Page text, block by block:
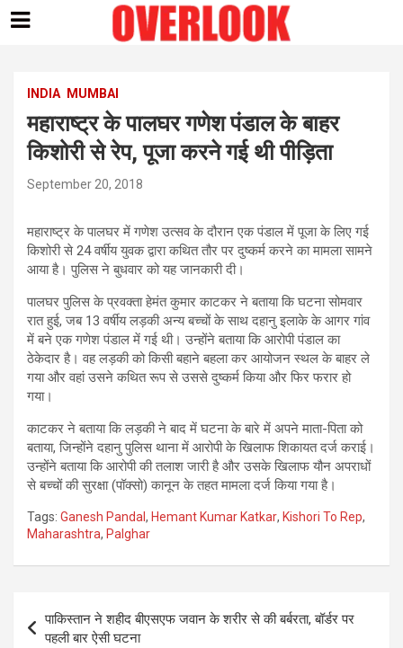
contentINDIA MUMBAI
महाराष्ट्र के पालघर गणेश पंडाल के बाहर
किशोरी से रेप, पूजा करने गई थी पीड़िता
September 20, 2018
महाराष्ट्र के पालघर में गणेश उत्सव के दौरान एक पंडाल में पूजा के लिए गई
किशोरी से 24 वर्षीय युवक द्वारा कथित तौर पर दुष्कर्म करने का मामला सामने
आया है। पुलिस ने बुधवार को यह जानकारी दी।
पालघर पुलिस के प्रवक्ता हेमंत कुमार काटकर ने बताया कि घटना सोमवार
रात हुई, जब 13 वर्षीय लड़की अन्य बच्चों के साथ दहानु इलाके के आगर गांव
में बने एक गणेश पंडाल में गई थी। उन्होंने बताया कि आरोपी पंडाल का
ठेकेदार है। वह लड़की को किसी बहाने बहला कर आयोजन स्थल के बाहर ले
गया और वहां उसने कथित रूप से उससे दुष्कर्म किया और फिर फरार हो
गया।
काटकर ने बताया कि लड़की ने बाद में घटना के बारे में अपने माता-पिता को
बताया, जिन्होंने दहानु पुलिस थाना में आरोपी के खिलाफ शिकायत दर्ज कराई।
उन्होंने बताया कि आरोपी की तलाश जारी है और उसके खिलाफ यौन अपराधों
से बच्चों की सुरक्षा (पॉक्सो) कानून के तहत मामला दर्ज किया गया है।
Tags: Ganesh Pandal , Hemant Kumar Katkar, Kishori To Rep,
Maharashtra, Palghar
Post
navigation
पाकिस्तान ने शहीद बीएसएफ जवान के शरीर से की बर्बरता, बॉर्डर पर
पहली बार ऐसी घटना